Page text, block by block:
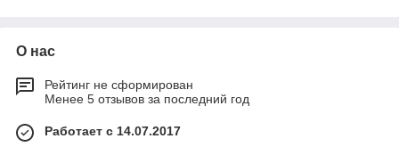
О нас
Рейтинг не сформирован
Менее 5 отзывов за последний год
Работает с 14.07.2017